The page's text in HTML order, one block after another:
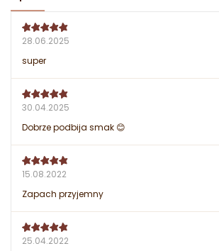
28.06.2025
super
30.04.2025
Dobrze podbija smak 😊
15.08.2022
Zapach przyjemny
25.04.2022